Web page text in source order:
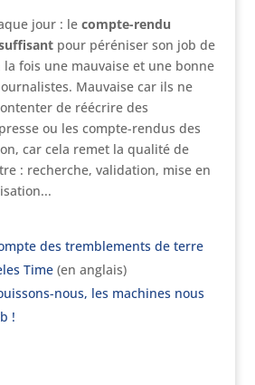
jour : le compte-rendu
pour péréniser son job de
la fois une mauvaise et une bonne
Mauvaise car ils ne
de réécrire des
ou les compte-rendus des
car cela remet la qualité de
: recherche, validation, mise en
des tremblements de terre
Time(en anglais)
nous, les machines nous
!